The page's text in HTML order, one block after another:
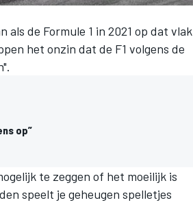
als de Formule 1 in 2021 op dat vlak
het onzin dat de F1 volgens de
.
op”
te zeggen of het moeilijk is
speelt je geheugen spelletjes